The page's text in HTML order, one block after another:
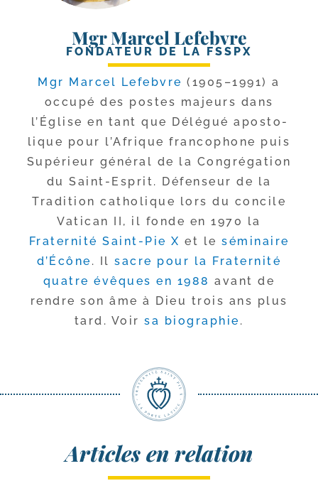
Mgr Marcel Lefebvre
FONDATEUR DE LA FSSPX
Mgr Marcel Lefebvre (1905–1991) a
occu­pé des postes majeurs dans
l’Église en tant que Délégué apos­to­
lique pour l’Afrique fran­co­phone puis
Supérieur géné­ral de la Congrégation
du Saint-​Esprit. Défenseur de la
Tradition catho­lique lors du concile
Vatican II, il fonde en 1970 la
Fraternité Saint-​Pie X et le sémi­naire
d’Écône . Il sacre pour la Fraternité
quatre évêques en 1988 avant de
rendre son âme à Dieu trois ans plus
tard. Voirsa bio­gra­phie .
Articles en relation